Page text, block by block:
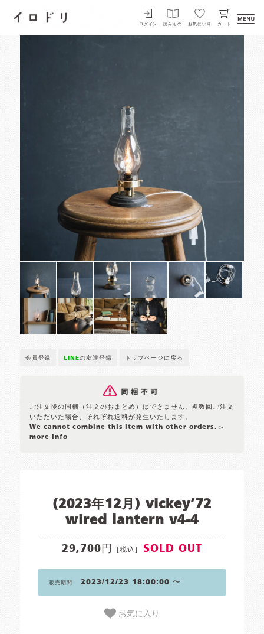
イロドリ
ログイン 読みもの お気にいり カート
会員登録 LINEの友達登録 トップページに戻る
ご注文後の同梱（注文のおまとめ）はできません。複数回ご注文
いただいた場合、それぞれ送料が発生いたします。
We cannot combine this item with other orders. >
more info
(2023年12月) vickey’72
wired lantern v4-4
29,700円 [税込] SOLD OUT
販売期間 2023/12/23 18:00:00 〜
お気に入り